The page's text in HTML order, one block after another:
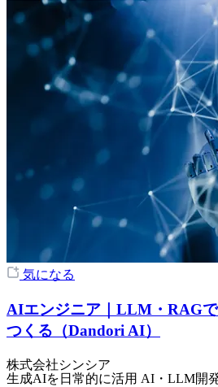
気になる
AIエンジニア｜LLM・RAG
つくる（Dandori AI）
株式会社シンシア
生成AIを日常的に活用 AI・LLM開